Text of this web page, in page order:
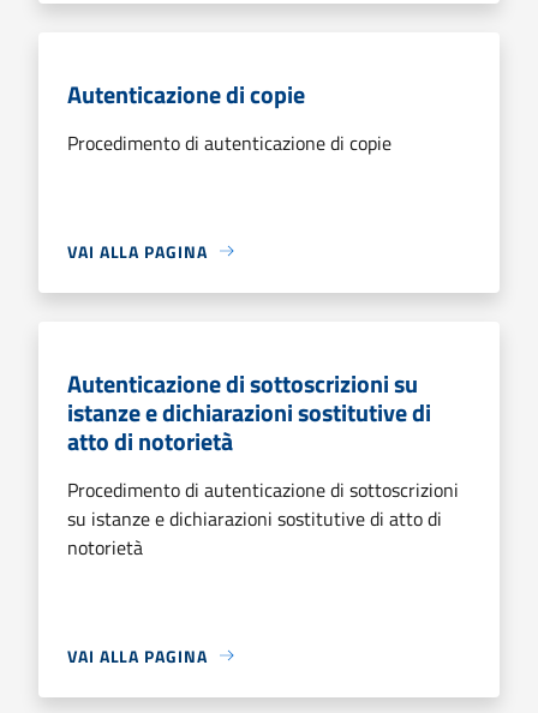
Autenticazione di copie
Procedimento di autenticazione di copie
VAI ALLA PAGINA
Autenticazione di sottoscrizioni su
istanze e dichiarazioni sostitutive di
atto di notorietà
Procedimento di autenticazione di sottoscrizioni
su istanze e dichiarazioni sostitutive di atto di
notorietà
VAI ALLA PAGINA